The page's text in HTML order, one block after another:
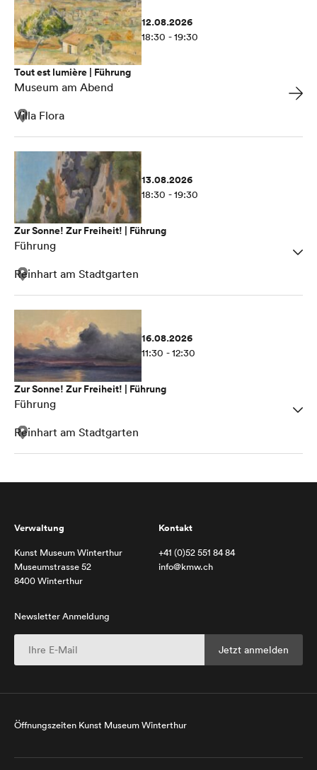
12.08.2026
18:30 - 19:30
Tout est lumière | Führung
Museum am Abend
Villa Flora
13.08.2026
18:30 - 19:30
Zur Sonne! Zur Freiheit! | Führung
Führung
Reinhart am Stadtgarten
16.08.2026
11:30 - 12:30
Zur Sonne! Zur Freiheit! | Führung
Führung
Reinhart am Stadtgarten
Verwaltung
Kunst Museum Winterthur
Museumstrasse 52
8400 Winterthur
Kontakt
+41 (0)52 551 84 84
info@kmw.ch
Newsletter Anmeldung
Öffnungszeiten Kunst Museum Winterthur